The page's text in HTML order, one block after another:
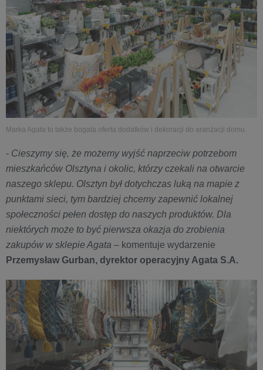
Marka Agata to także bogata oferta dodatków i dekoracji do aranżacji domu.
- Cieszymy się, że możemy wyjść naprzeciw potrzebom
mieszkańców Olsztyna i okolic, którzy czekali na otwarcie
naszego sklepu. Olsztyn był dotychczas luką na mapie z
punktami sieci, tym bardziej chcemy zapewnić lokalnej
społeczności pełen dostęp do naszych produktów. Dla
niektórych może to być pierwsza okazja do zrobienia
zakupów w sklepie Agata – komentuje wydarzenie
Przemysław Gurban, dyrektor operacyjny Agata S.A.